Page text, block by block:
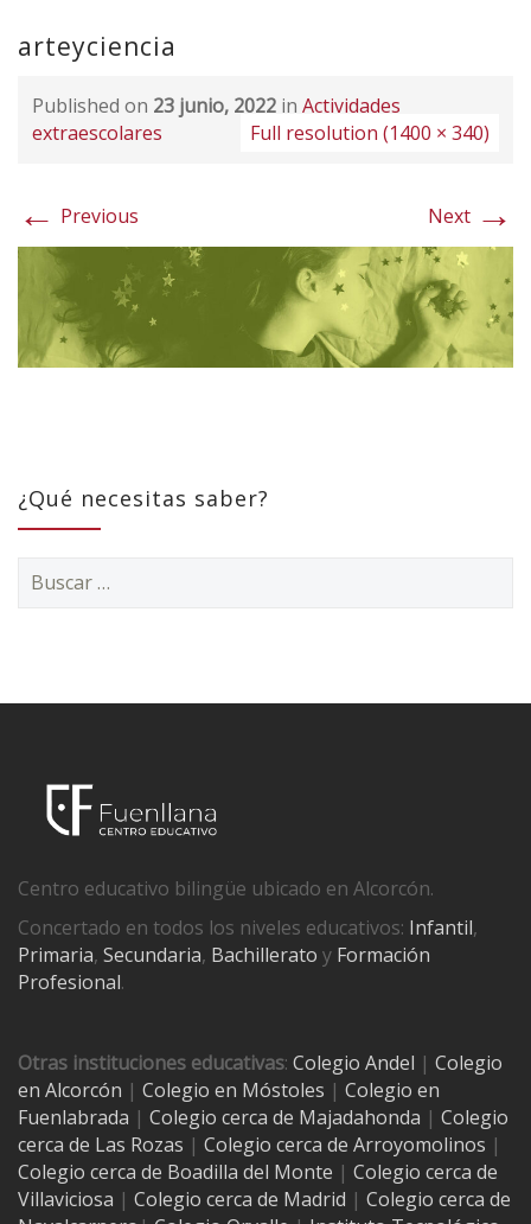
arteyciencia
Published on 23 junio, 2022 in Actividades
extraescolares
Full resolution (1400 × 340)
← Previous Next →
¿Qué necesitas saber?
Buscar:
Centro educativo bilingüe ubicado en Alcorcón.
Concertado en todos los niveles educativos: Infantil,
Primaria, Secundaria, Bachillerato y Formación
Profesional.
Otras instituciones educativas: Colegio Andel | Colegio
en Alcorcón | Colegio en Móstoles | Colegio en
Fuenlabrada | Colegio cerca de Majadahonda | Colegio
cerca de Las Rozas | Colegio cerca de Arroyomolinos |
Colegio cerca de Boadilla del Monte | Colegio cerca de
Villaviciosa | Colegio cerca de Madrid | Colegio cerca de